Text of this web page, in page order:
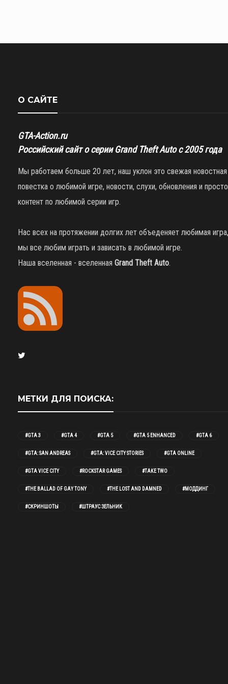
О САЙТЕ
GTA-Action.ru
Российский сайт о серии Grand Theft Auto с 2005 года
Мы работаем больше 20 лет, наш уклон это свежая новостная
повестка о любимой игре, новости, слухи, обновления и просто
контент по любимой серии игр.
Нас всех на протяжении долгих лет объеденяет любимая игра,
мы все любим играть и зависать в любимой игре.
Наша вселенная - вселенная Grand Theft Auto.
МЕТКИ ДЛЯ ПОИСКА:
#GTA 3 #GTA 4 #GTA 5 #GTA 5 ENHANCED #GTA 6
#GTA: SAN ANDREAS #GTA: VICE CITY STORIES #GTA ONLINE
#GTA VICE CITY #ROCKSTAR GAMES #TAKE TWO
#THE BALLAD OF GAY TONY #THE LOST AND DAMNED #МОДДИНГ
#СКРИНШОТЫ #ШТРАУС ЗЕЛЬНИК